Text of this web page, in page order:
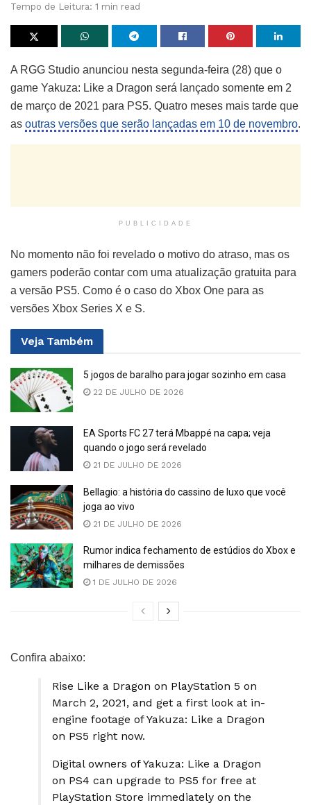
Tempo de Leitura: 1 min read
A RGG Studio anunciou nesta segunda-feira (28) que o
game Yakuza: Like a Dragon será lançado somente em 2
de março de 2021 para PS5. Quatro meses mais tarde que
as outras versões que serão lançadas em 10 de novembro.
PUBLICIDADE
No momento não foi revelado o motivo do atraso, mas os
gamers poderão contar com uma atualização gratuita para
a versão PS5. Como é o caso do Xbox One para as
versões Xbox Series X e S.
Veja Também
5 jogos de baralho para jogar sozinho em casa
22 DE JULHO DE 2026
EA Sports FC 27 terá Mbappé na capa; veja
quando o jogo será revelado
21 DE JULHO DE 2026
Bellagio: a história do cassino de luxo que você
joga ao vivo
21 DE JULHO DE 2026
Rumor indica fechamento de estúdios do Xbox e
milhares de demissões
1 DE JULHO DE 2026
Confira abaixo:
Rise Like a Dragon on PlayStation 5 on
March 2, 2021, and get a first look at in-
engine footage of Yakuza: Like a Dragon
on PS5 right now.
Digital owners of Yakuza: Like a Dragon
on PS4 can upgrade to PS5 for free at
PlayStation Store immediately on the